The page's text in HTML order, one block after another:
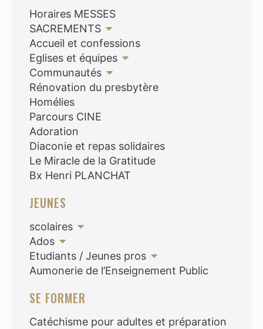
Horaires MESSES
SACREMENTS
Accueil et confessions
Eglises et équipes
Communautés
Rénovation du presbytère
Homélies
Parcours CINE
Adoration
Diaconie et repas solidaires
Le Miracle de la Gratitude
Bx Henri PLANCHAT
JEUNES
scolaires
Ados
Etudiants / Jeunes pros
Aumonerie de l’Enseignement Public
SE FORMER
Catéchisme pour adultes et préparation